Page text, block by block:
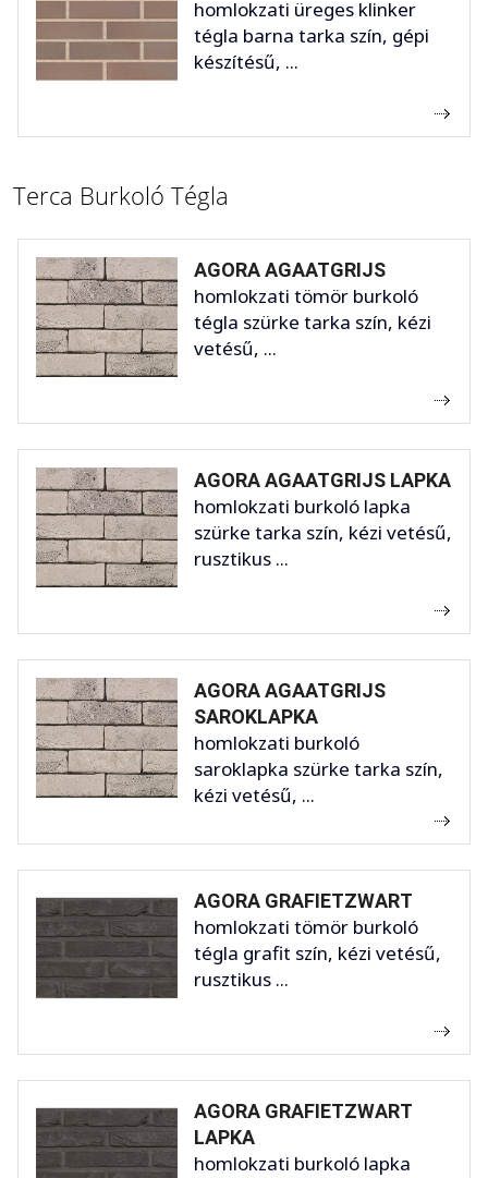
homlokzati üreges klinker
tégla barna tarka szín, gépi
készítésű, ...
Terca Burkoló Tégla
AGORA AGAATGRIJS
homlokzati tömör burkoló
tégla szürke tarka szín, kézi
vetésű, ...
AGORA AGAATGRIJS LAPKA
homlokzati burkoló lapka
szürke tarka szín, kézi vetésű,
rusztikus ...
AGORA AGAATGRIJS
SAROKLAPKA
homlokzati burkoló
saroklapka szürke tarka szín,
kézi vetésű, ...
AGORA GRAFIETZWART
homlokzati tömör burkoló
tégla grafit szín, kézi vetésű,
rusztikus ...
AGORA GRAFIETZWART
LAPKA
homlokzati burkoló lapka